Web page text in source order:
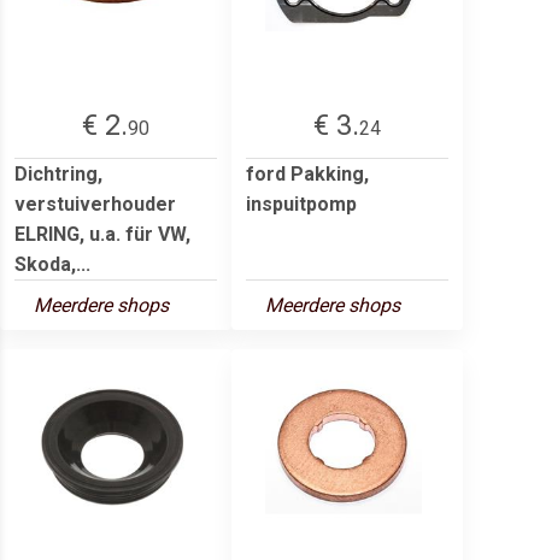
€ 2.90
Dichtring,
verstuiverhouder
ELRING, u.a. für VW,
Skoda,...
Meerdere shops
€ 3.24
ford Pakking,
inspuitpomp
Meerdere shops